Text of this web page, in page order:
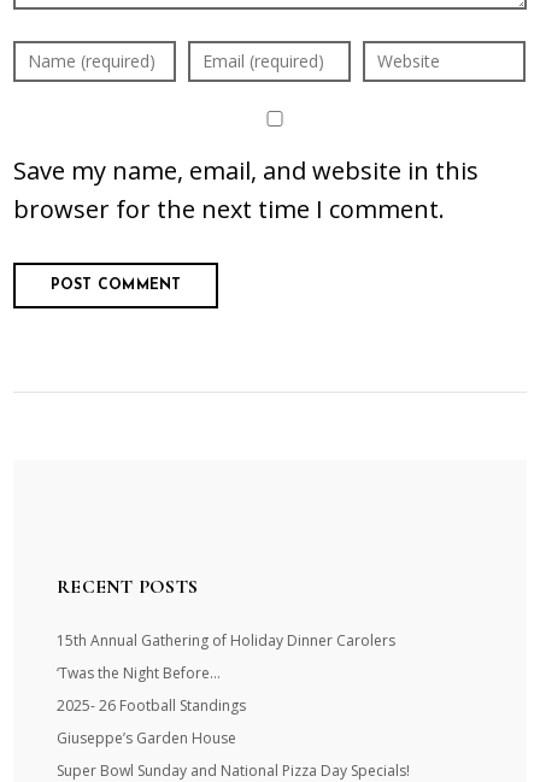
Save my name, email, and website in this
browser for the next time I comment.
RECENT POSTS
15th Annual Gathering of Holiday Dinner Carolers
‘Twas the Night Before…
2025- 26 Football Standings
Giuseppe’s Garden House
Super Bowl Sunday and National Pizza Day Specials!